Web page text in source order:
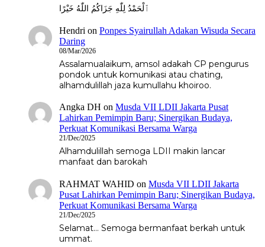
ٱلْحَمْدُ لِلّٰهِ جَزَاكُمُ اللّٰهُ خَيْرًا
Hendri on Ponpes Syairullah Adakan Wisuda Secara
Daring
08/Mar/2026
Assalamualaikum, amsol adakah CP pengurus
pondok untuk komunikasi atau chating,
alhamdulillah jaza kumullahu khoiroo.
Angka DH on Musda VII LDII Jakarta Pusat
Lahirkan Pemimpin Baru; Sinergikan Budaya,
Perkuat Komunikasi Bersama Warga
21/Dec/2025
Alhamdulillah semoga LDII makin lancar
manfaat dan barokah
RAHMAT WAHID on Musda VII LDII Jakarta
Pusat Lahirkan Pemimpin Baru; Sinergikan Budaya,
Perkuat Komunikasi Bersama Warga
21/Dec/2025
Selamat... Semoga bermanfaat berkah untuk
ummat.